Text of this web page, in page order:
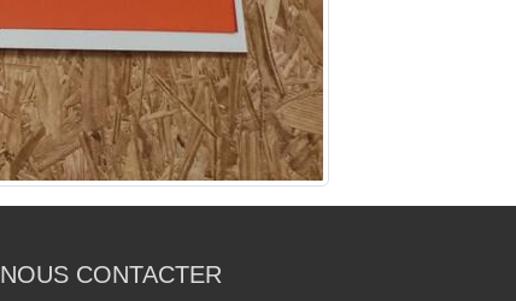
NOUS CONTACTER